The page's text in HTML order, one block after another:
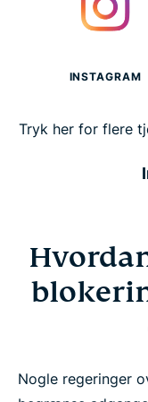
INSTAGRAM
Tryk her for flere
Nogle regeringer